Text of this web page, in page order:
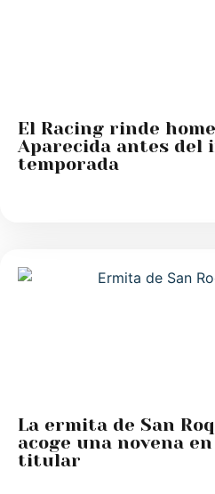
El Racing rinde
Aparecida antes del
temporada
La ermita de San
acoge una novena
titular